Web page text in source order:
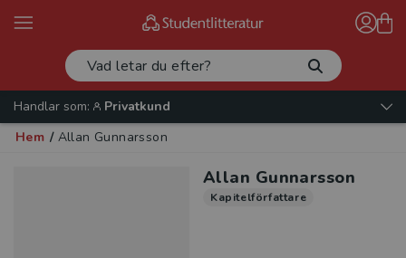
Handlar som:
Privatkund
Hem / Allan Gunnarsson
Allan Gunnarsson
Kapitelförfattare